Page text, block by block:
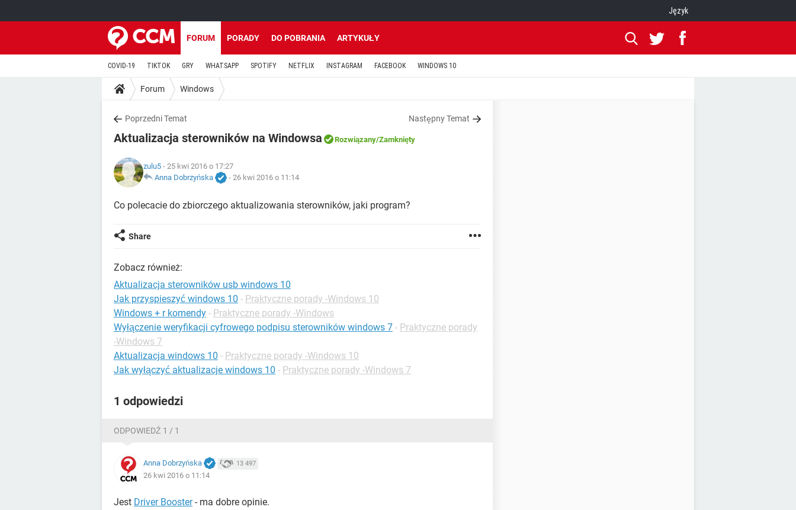
Język
FORUM PORADY DO POBRANIA ARTYKUŁY
COVID-19 TIKTOK GRY WHATSAPP SPOTIFY NETFLIX INSTAGRAM FACEBOOK WINDOWS 10
Forum Windows
Poprzedni Temat Następny Temat
Aktualizacja sterowników na Windowsa Rozwiązany/Zamknięty
zulu5 - 25 kwi 2016 o 17:27
Anna Dobrzyńska
- 26 kwi 2016 o 11:14
Co polecacie do zbiorczego aktualizowania sterowników, jaki program?
Share
Zobacz również:
Aktualizacja sterowników usb windows 10
Jak przyspieszyć windows 10 - Praktyczne porady -Windows 10
Windows + r komendy - Praktyczne porady -Windows
Wyłączenie weryfikacji cyfrowego podpisu sterowników windows 7 - Praktyczne porady
-Windows 7
Aktualizacja windows 10 - Praktyczne porady -Windows 10
Jak wyłączyć aktualizacje windows 10 - Praktyczne porady -Windows 7
1 odpowiedzi
ODPOWIEDŹ 1 / 1
Anna Dobrzyńska 13 497
26 kwi 2016 o 11:14
Jest Driver Booster- ma dobre opinie.